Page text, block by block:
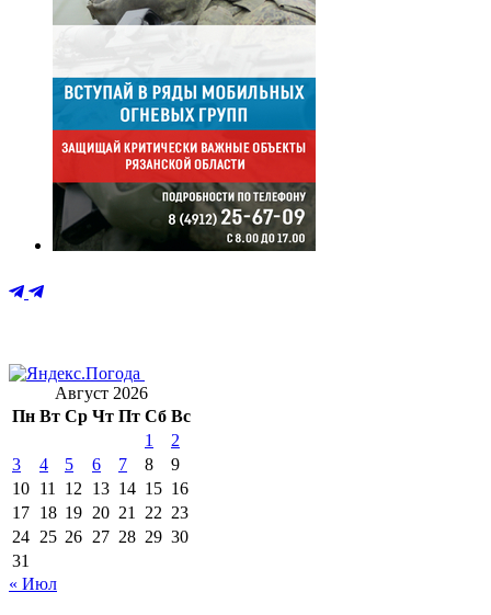
Август 2026
Пн Вт Ср Чт Пт Сб Вс
1
2
3
4 5 6 7 8
9
10 11 12 13 14 15 16
17 18 19 20 21 22 23
24 25 26 27 28 29 30
31
« Июл